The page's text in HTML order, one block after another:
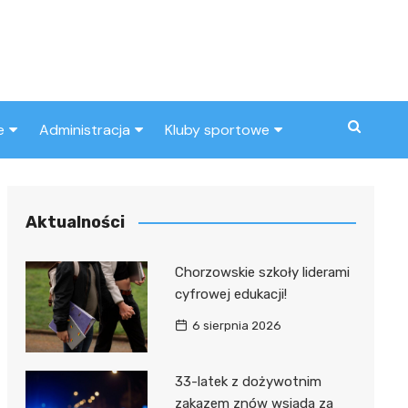
Administracja
Urząd miasta
Kluby sportowe
Aktualności
Chorzowskie szkoły liderami
cyfrowej edukacji!
6 sierpnia 2026
33-latek z dożywotnim
zakazem znów wsiada za